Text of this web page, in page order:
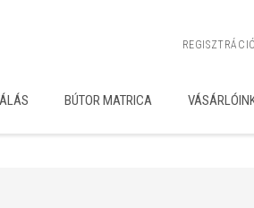
REGISZTRÁCIÓ
BÚTOR MATRICA